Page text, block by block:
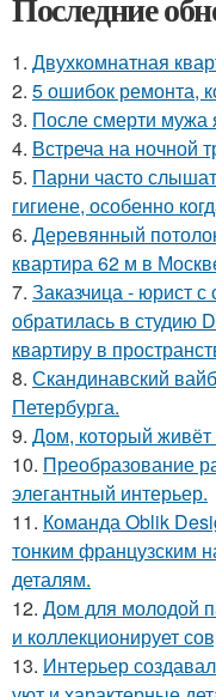
1. Двухкомнатная
2. 5 ошибок ремонта,
3. После смерти мужа
4. Встреча на ночной
5. Парни часто
гигиене, особенно
6. Деревянный
квартира 62 м в
7. Заказчица - юрист
обратилась в студию
квартиру в
8. Скандинавский
Петербурга.
9. Дом, который
10. Преобразование
элегантный интерьер.
11. Команда Oblik
тонким французским
деталям.
12. Дом для молодой
и коллекционирует
13. Интерьер